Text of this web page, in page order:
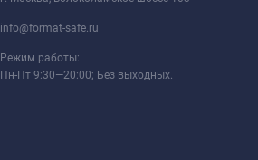
info@format-safe.ru
Режим работы:
Пн-Пт 9:30—20:00; Без выходных.